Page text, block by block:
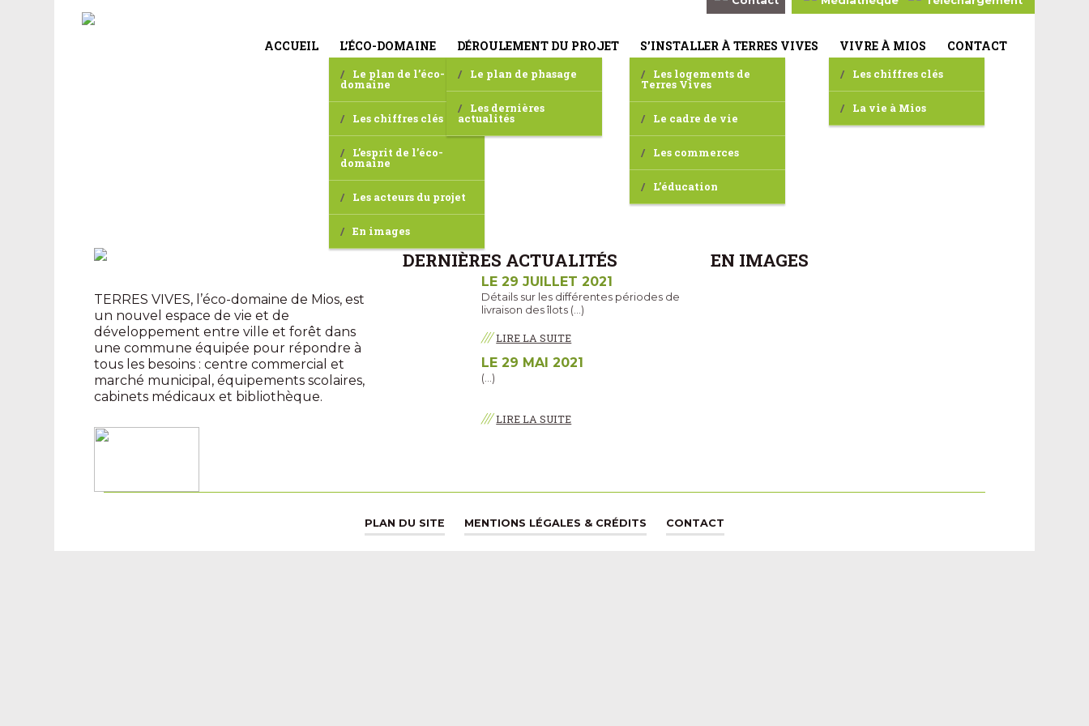
ACCUEIL L’ÉCO-DOMAINE
Le plan de l’éco-
domaine
Les chiffres clés
L’esprit de l’éco-
domaine
Les acteurs du projet
En images
DÉROULEMENT DU PROJET
Le plan de phasage
Les dernières
actualités
S’INSTALLER À TERRES VIVES
Les logements de
Terres Vives
Le cadre de vie
Les commerces
L’éducation
VIVRE À MIOS
Les chiffres clés
La vie à Mios
CONTACT
TERRES VIVES, l’éco-domaine de Mios, est
un nouvel espace de vie et de
développement entre ville et forêt dans
une commune équipée pour répondre à
tous les besoins : centre commercial et
marché municipal, équipements scolaires,
cabinets médicaux et bibliothèque.
DERNIÈRES ACTUALITÉS
LE 29 JUILLET 2021
Détails sur les différentes périodes de
livraison des îlots (…)
/// LIRE LA SUITE
LE 29 MAI 2021
(…)
/// LIRE LA SUITE
EN IMAGES
PLAN DU SITE MENTIONS LÉGALES & CRÉDITS CONTACT